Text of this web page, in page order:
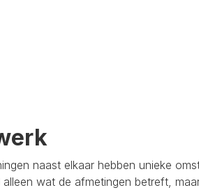
naast elkaar hebben unieke
wat de afmetingen betreft,